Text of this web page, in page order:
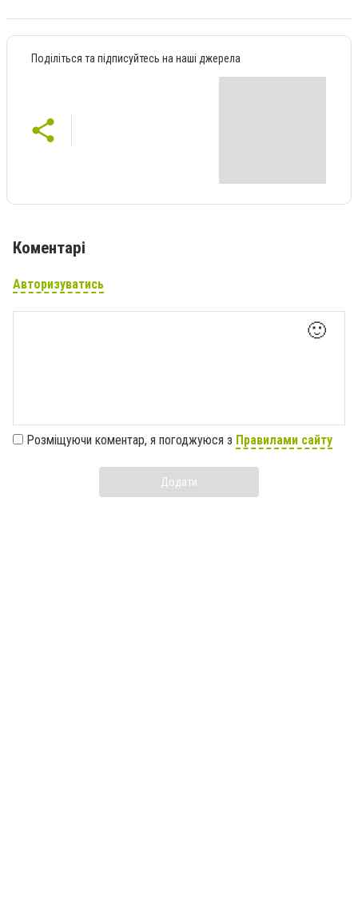
Поділіться та підписуйтесь на наші джерела
Коментарі
Авторизуватись
🙂
Розміщуючи коментар, я погоджуюся з Правилами сайту
Додати